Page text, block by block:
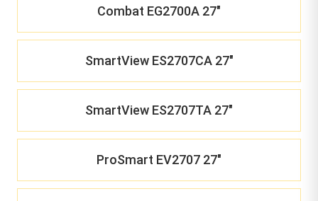
Combat EG2700A 27"
SmartView ES2707CA 27"
SmartView ES2707TA 27"
ProSmart EV2707 27"